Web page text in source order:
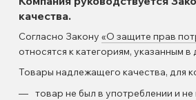
качества.
Согласно Закону «О защите прав
относятся к категориям, указанным
Товары надлежащего качества, для
товар не был в употреблении и